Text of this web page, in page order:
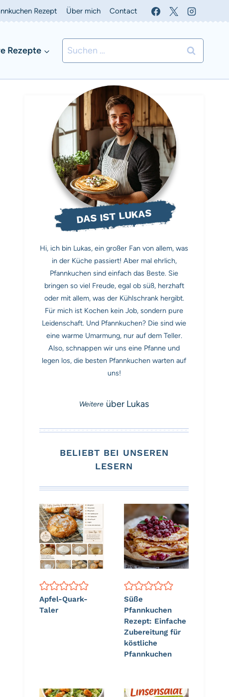
Rezept Über mich Contact
Rezepte
Suchen
nach:
DAS IST LUKAS
Hi, ich bin Lukas, ein großer Fan von allem, was
in der Küche passiert! Aber mal ehrlich,
Pfannkuchen sind einfach das Beste. Sie
bringen so viel Freude, egal ob süß, herzhaft
oder mit allem, was der Kühlschrank hergibt.
Für mich ist Kochen kein Job, sondern pure
Leidenschaft. Und Pfannkuchen? Die sind wie
eine warme Umarmung, nur auf dem Teller.
Also, schnappen wir uns eine Pfanne und
legen los, die besten Pfannkuchen warten auf
uns!
über Lukas
BELIEBT BEI UNSEREN
LESERN
Apfel-Quark-
Taler
Süße
Pfannkuchen
Rezept: Einfache
Zubereitung für
köstliche
Pfannkuchen